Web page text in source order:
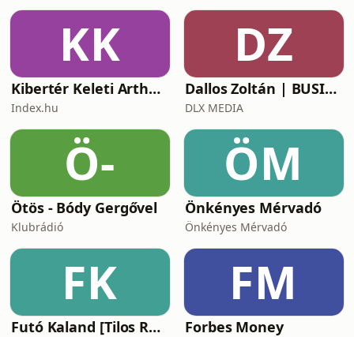
KK
Kibertér Keleti Arthurral
Index.hu
DZ
Dallos Zoltán | BUSINESS
DLX MEDIA
Ö-
Ötös - Bódy Gergővel
Klubrádió
ÖM
Önkényes Mérvadó
Önkényes Mérvadó
FK
Futó Kaland [Tilos Rádió podcast]
FM
Forbes Money